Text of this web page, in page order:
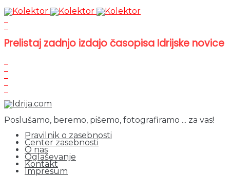
Prelistaj zadnjo izdajo časopisa Idrijske novice
Poslušamo, beremo, pišemo, fotografiramo ... za vas!
Pravilnik o zasebnosti
Center zasebnosti
O nas
Oglaševanje
Kontakt
Impresum